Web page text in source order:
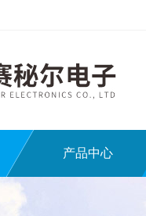
产品中心